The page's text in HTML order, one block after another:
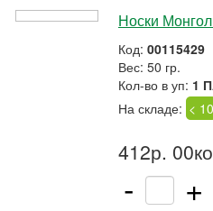
Носки
Код: 00115429
Вес: 50 гр.
Кол-во в уп: 1
На складе: < 10
412р.
- +